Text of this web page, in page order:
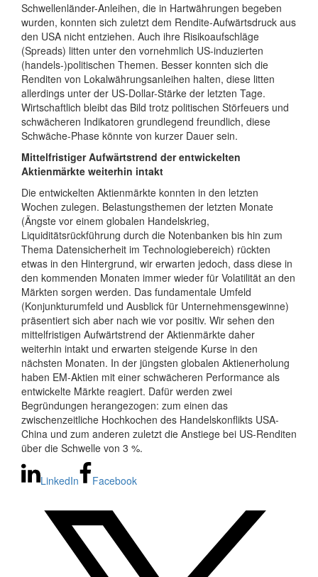
Schwellenländer-Anleihen, die in Hartwährungen begeben
wurden, konnten sich zuletzt dem Rendite-Aufwärtsdruck aus
den USA nicht entziehen. Auch ihre Risikoaufschläge
(Spreads) litten unter den vornehmlich US-induzierten
(handels-)politischen Themen. Besser konnten sich die
Renditen von Lokalwährungsanleihen halten, diese litten
allerdings unter der US-Dollar-Stärke der letzten Tage.
Wirtschaftlich bleibt das Bild trotz politischen Störfeuers und
schwächeren Indikatoren grundlegend freundlich, diese
Schwäche-Phase könnte von kurzer Dauer sein.
Mittelfristiger Aufwärtstrend der entwickelten
Aktienmärkte weiterhin intakt
Die entwickelten Aktienmärkte konnten in den letzten
Wochen zulegen. Belastungsthemen der letzten Monate
(Ängste vor einem globalen Handelskrieg,
Liquiditätsrückführung durch die Notenbanken bis hin zum
Thema Datensicherheit im Technologiebereich) rückten
etwas in den Hintergrund, wir erwarten jedoch, dass diese in
den kommenden Monaten immer wieder für Volatilität an den
Märkten sorgen werden. Das fundamentale Umfeld
(Konjunkturumfeld und Ausblick für Unternehmensgewinne)
präsentiert sich aber nach wie vor positiv. Wir sehen den
mittelfristigen Aufwärtstrend der Aktienmärkte daher
weiterhin intakt und erwarten steigende Kurse in den
nächsten Monaten. In der jüngsten globalen Aktienerholung
haben EM-Aktien mit einer schwächeren Performance als
entwickelte Märkte reagiert. Dafür werden zwei
Begründungen herangezogen: zum einen das
zwischenzeitliche Hochkochen des Handelskonflikts USA-
China und zum anderen zuletzt die Anstiege bei US-Renditen
über die Schwelle von 3 %.
LinkedIn Facebook